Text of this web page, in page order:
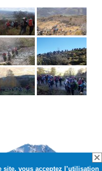
vous acceptez l’utilisation